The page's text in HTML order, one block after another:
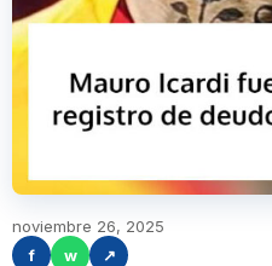
noviembre 26, 2025
f
w ↗